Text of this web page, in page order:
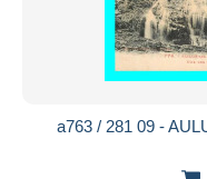
a763 / 281 09 -